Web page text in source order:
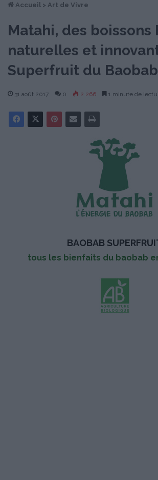
Accueil > Art de Vivre
Matahi, des boissons
naturelles et
Superfruit du Baobab
31 août 2017 0 2 266 1 minute de
BAOBAB
tous les bienfaits du baobab